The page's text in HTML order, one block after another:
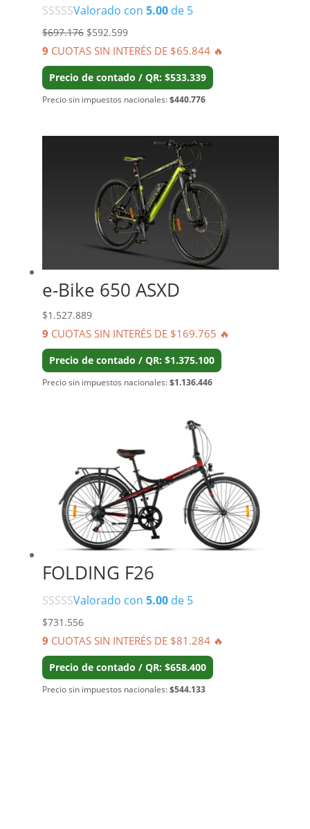
Valorado con 5.00de 5
$697.176 El
precio
original
era:
$697.176.
$592.599El
precio
actual
es:
$592.599.
9 CUOTAS SIN INTERÉS DE $65.844 🔥
Precio de contado / QR: $533.339
Precio sin impuestos nacionales:$440.776
e-Bike 650 ASXD
$1.527.889
9 CUOTAS SIN INTERÉS DE $169.765 🔥
Precio de contado / QR: $1.375.100
Precio sin impuestos nacionales:$1.136.446
FOLDING F26
Valorado con 5.00de 5
$731.556
9 CUOTAS SIN INTERÉS DE $81.284 🔥
Precio de contado / QR: $658.400
Precio sin impuestos nacionales:$544.133